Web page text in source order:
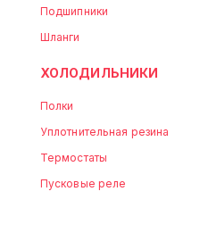
Подшипники
Шланги
ХОЛОДИЛЬНИКИ
Полки
Уплотнительная резина
Термостаты
Пусковые реле